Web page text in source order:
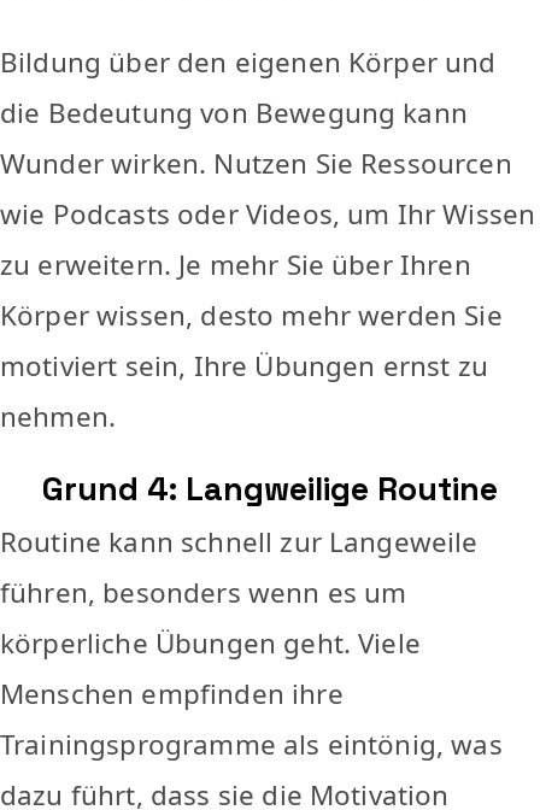
Bildung über den eigenen Körper und
die Bedeutung von Bewegung kann
Wunder wirken. Nutzen Sie Ressourcen
wie Podcasts oder Videos, um Ihr Wissen
zu erweitern. Je mehr Sie über Ihren
Körper wissen, desto mehr werden Sie
motiviert sein, Ihre Übungen ernst zu
nehmen.
Grund 4: Langweilige Routine
Routine kann schnell zur Langeweile
führen, besonders wenn es um
körperliche Übungen geht. Viele
Menschen empfinden ihre
Trainingsprogramme als eintönig, was
dazu führt, dass sie die Motivation